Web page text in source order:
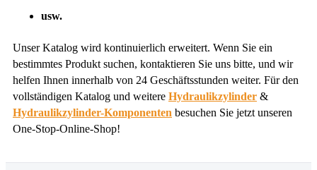
usw.
Unser Katalog wird kontinuierlich erweitert. Wenn Sie ein
bestimmtes Produkt suchen, kontaktieren Sie uns bitte, und wir
helfen Ihnen innerhalb von 24 Geschäfts­stunden weiter. Für den
vollständigen Katalog und weitere Hydraulikzylinder &
Hydraulikzylinder-Komponenten besuchen Sie jetzt unseren
One-Stop-Online-Shop!